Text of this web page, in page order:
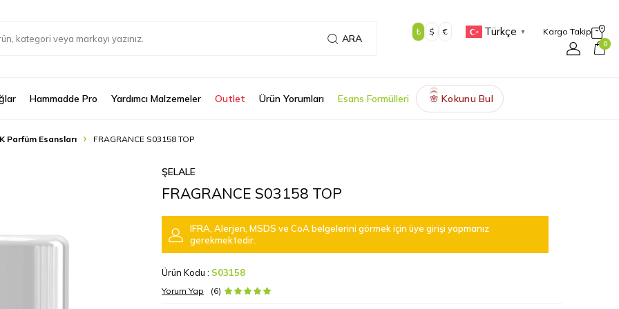
ARA
₺ $ € Türkçe ▼ Kargo Takip
0
Hammadde Pro Yardımcı Malzemeler Outlet Ürün Yorumları Esans Formülleri 🌸 Kokunu Bul
Parfüm Esansları FRAGRANCE S03158 TOP
ŞELALE
FRAGRANCE S03158 TOP
IFRA, Alerjen, MSDS ve CoA belgelerini görmek için üye girişi yapmanız
gerekmektedir.
Ürün Kodu : S03158
Yorum Yap (6)